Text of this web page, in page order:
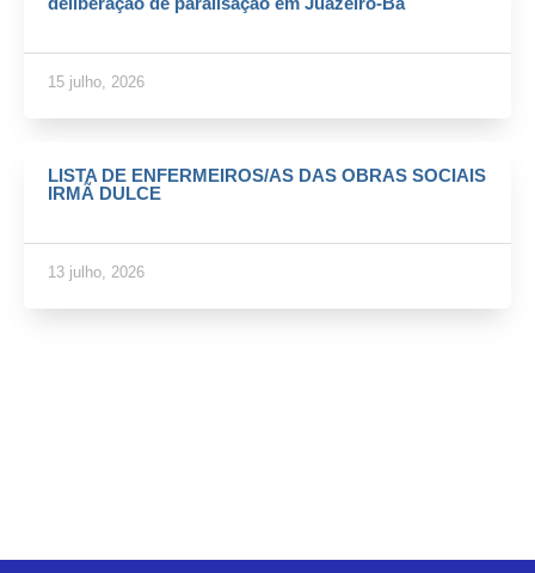
15 julho, 2026
LISTA DE ENFERMEIROS/AS DAS OBRAS SOCIAIS
IRMÃ DULCE
13 julho, 2026